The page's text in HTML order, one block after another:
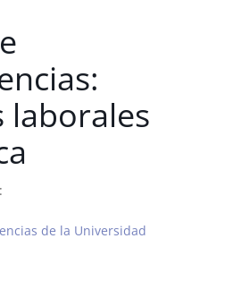
laborales
:
de la Universidad